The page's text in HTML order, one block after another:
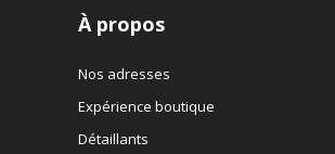
À propos
Nos adresses
Expérience boutique
Détaillants